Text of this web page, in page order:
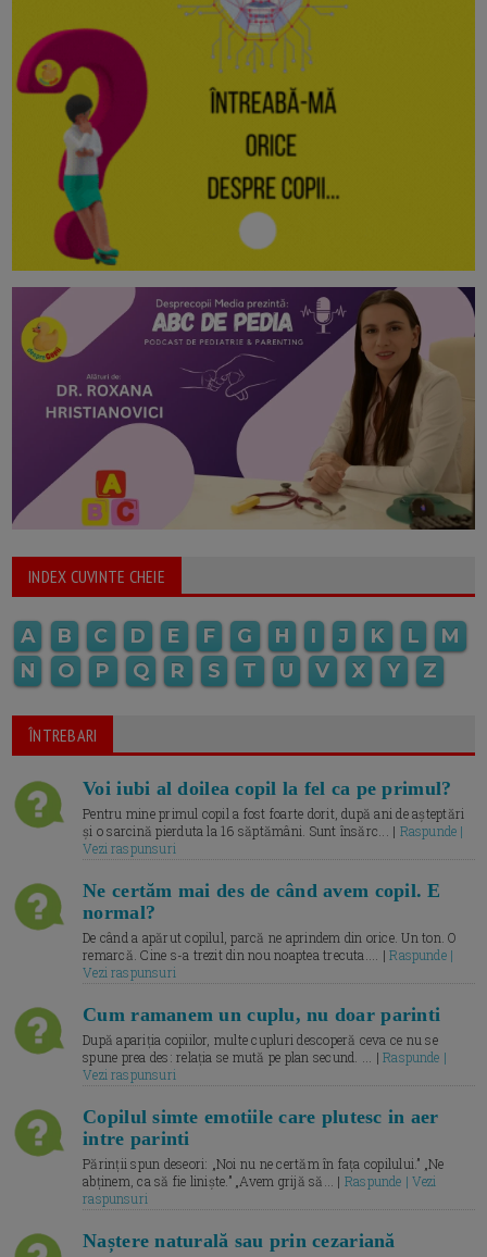
INDEX CUVINTE CHEIE
A B C D E F G H I J K L
M
N
O P Q R S T U V X Y Z
ÎNTREBARI
Voi iubi al doilea copil la fel ca pe primul?
Pentru mine primul copil a fost foarte dorit, după ani de așteptări
și o sarcină pierduta la 16 săptămâni. Sunt însărc... | Raspunde |
Vezi raspunsuri
Ne certăm mai des de când avem copil. E
normal?
De când a apărut copilul, parcă ne aprindem din orice. Un ton. O
remarcă. Cine s-a trezit din nou noaptea trecuta.... |Raspunde |
Vezi raspunsuri
Cum ramanem un cuplu, nu doar parinti
După apariția copiilor, multe cupluri descoperă ceva ce nu se
spune prea des: relația se mută pe plan secund. ... |Raspunde |
Vezi raspunsuri
Copilul simte emotiile care plutesc in aer
intre parinti
Părinții spun deseori: „Noi nu ne certăm în fața copilului.” „Ne
abținem, ca să fie liniște.” „Avem grijă să... | Raspunde | Vezi
raspunsuri
Naștere naturală sau prin cezariană